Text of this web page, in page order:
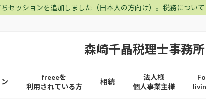
セッションを追加しました（日本人の方向け）。税務について
森崎千晶税理士事務所
freeeを
利用されている方
相続
法人様
個人事業主様